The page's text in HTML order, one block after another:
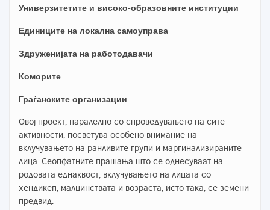
Универзитетите и високо-образовните институции
Единиците на локална самоуправа
Здруженијата на работодавачи
Коморите
Граѓанските организации
Овој проект, паралелно со спроведувањето на сите
активности, посветува особено внимание на
вклучувањето на ранливите групи и маргинализираните
лица. Сеопфатните прашања што се однесуваат на
родовата еднаквост, вклучувањето на лицата со
хендикеп, малцинствата и возраста, исто така, се земени
предвид.